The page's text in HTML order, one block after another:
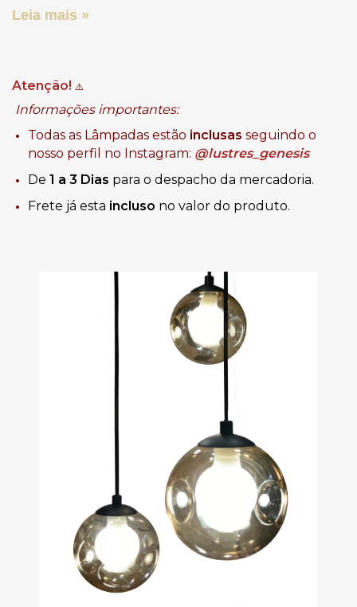
Leia mais »
Atenção! ⚠️
Informações importantes:
Todas as Lâmpadas estão inclusas seguindo o
nosso perfil no Instagram: @lustres_genesis
De 1 a 3 Dias para o despacho da mercadoria.
Frete já esta incluso no valor do produto.